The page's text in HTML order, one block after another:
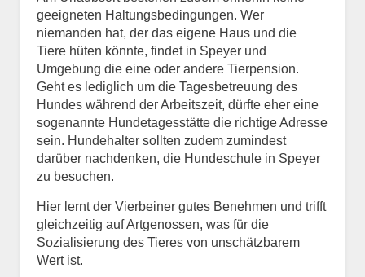
geeigneten Haltungsbedingungen. Wer
niemanden hat, der das eigene Haus und die
Tiere hüten könnte, findet in Speyer und
Umgebung die eine oder andere Tierpension.
Geht es lediglich um die Tagesbetreuung des
Hundes während der Arbeitszeit, dürfte eher eine
sogenannte Hundetagesstätte die richtige Adresse
sein. Hundehalter sollten zudem zumindest
darüber nachdenken, die Hundeschule in Speyer
zu besuchen.
Hier lernt der Vierbeiner gutes Benehmen und trifft
gleichzeitig auf Artgenossen, was für die
Sozialisierung des Tieres von unschätzbarem
Wert ist.